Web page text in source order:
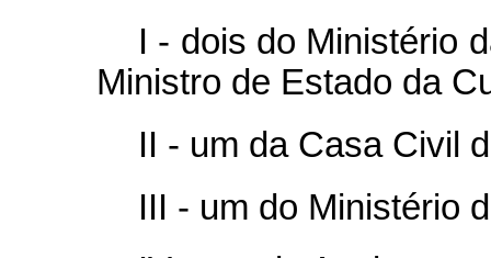
I - dois do Ministério
Ministro de Estado da
II - um da Casa Civil
III - um do Ministério